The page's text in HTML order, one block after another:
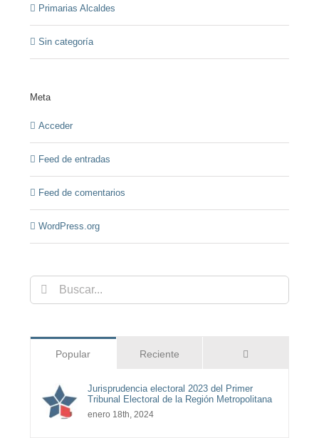
Primarias Alcaldes
Sin categoría
Meta
Acceder
Feed de entradas
Feed de comentarios
WordPress.org
Buscar:
Popular Reciente
Jurisprudencia electoral 2023 del Primer
Tribunal Electoral de la Región Metropolitana
enero 18th, 2024